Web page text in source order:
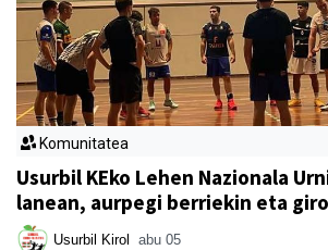
Komunitatea
Usurbil KEko Lehen Nazionala
lanean, aurpegi berriekin eta
Usurbil Kirol abu 05